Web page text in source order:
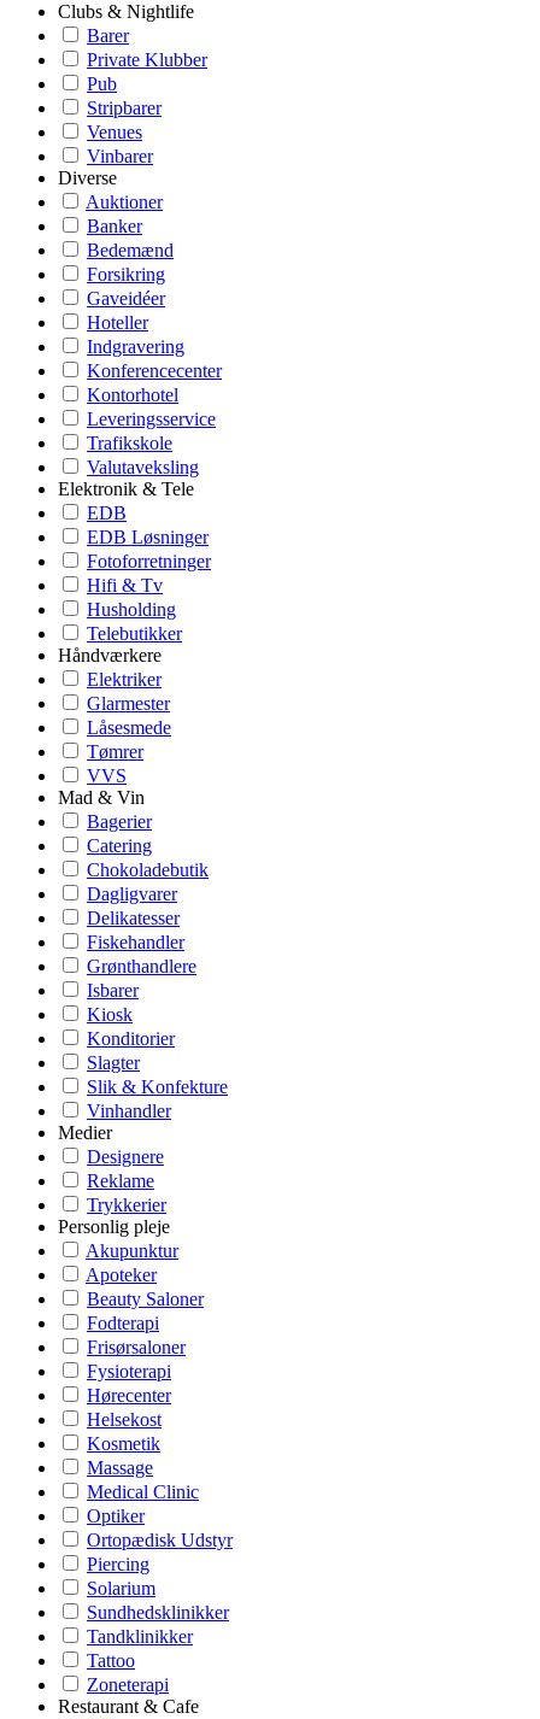
Clubs & Nightlife
Barer
Private Klubber
Pub
Stripbarer
Venues
Vinbarer
Diverse
Auktioner
Banker
Bedemænd
Forsikring
Gaveidéer
Hoteller
Indgravering
Konferencecenter
Kontorhotel
Leveringsservice
Trafikskole
Valutaveksling
Elektronik & Tele
EDB
EDB Løsninger
Fotoforretninger
Hifi & Tv
Husholding
Telebutikker
Håndværkere
Elektriker
Glarmester
Låsesmede
Tømrer
VVS
Mad & Vin
Bagerier
Catering
Chokoladebutik
Dagligvarer
Delikatesser
Fiskehandler
Grønthandlere
Isbarer
Kiosk
Konditorier
Slagter
Slik & Konfekture
Vinhandler
Medier
Designere
Reklame
Trykkerier
Personlig pleje
Akupunktur
Apoteker
Beauty Saloner
Fodterapi
Frisørsaloner
Fysioterapi
Hørecenter
Helsekost
Kosmetik
Massage
Medical Clinic
Optiker
Ortopædisk Udstyr
Piercing
Solarium
Sundhedsklinikker
Tandklinikker
Tattoo
Zoneterapi
Restaurant & Cafe